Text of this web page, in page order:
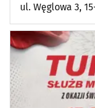
ul. Węglowa 3,